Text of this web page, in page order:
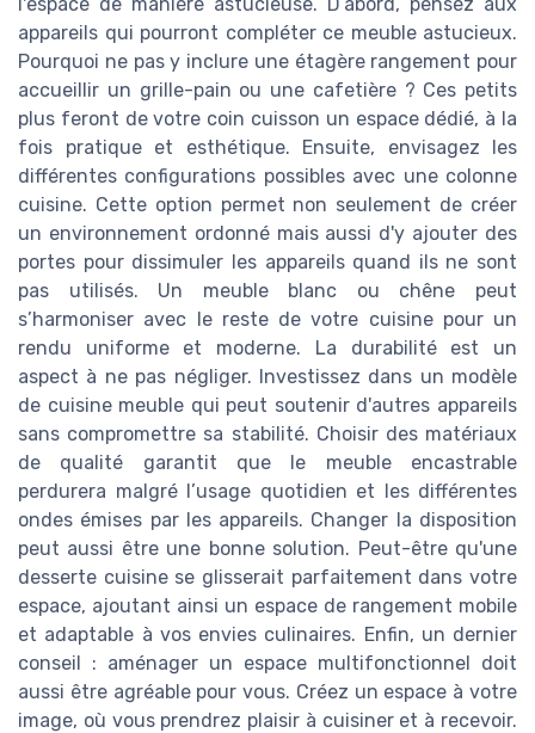
appareils qui pourront compléter ce meuble astucieux.
Pourquoi ne pas y inclure une étagère rangement pour
accueillir un grille-pain ou une cafetière ? Ces petits
plus feront de votre coin cuisson un espace dédié, à la
fois pratique et esthétique. Ensuite, envisagez les
différentes configurations possibles avec une colonne
cuisine. Cette option permet non seulement de créer
un environnement ordonné mais aussi d'y ajouter des
portes pour dissimuler les appareils quand ils ne sont
pas utilisés. Un meuble blanc ou chêne peut
s’harmoniser avec le reste de votre cuisine pour un
rendu uniforme et moderne. La durabilité est un
aspect à ne pas négliger. Investissez dans un modèle
de cuisine meuble qui peut soutenir d'autres appareils
sans compromettre sa stabilité. Choisir des matériaux
de qualité garantit que le meuble encastrable
perdurera malgré l’usage quotidien et les différentes
ondes émises par les appareils. Changer la disposition
peut aussi être une bonne solution. Peut-être qu'une
desserte cuisine se glisserait parfaitement dans votre
espace, ajoutant ainsi un espace de rangement mobile
et adaptable à vos envies culinaires. Enfin, un dernier
conseil : aménager un espace multifonctionnel doit
aussi être agréable pour vous. Créez un espace à votre
image, où vous prendrez plaisir à cuisiner et à recevoir.